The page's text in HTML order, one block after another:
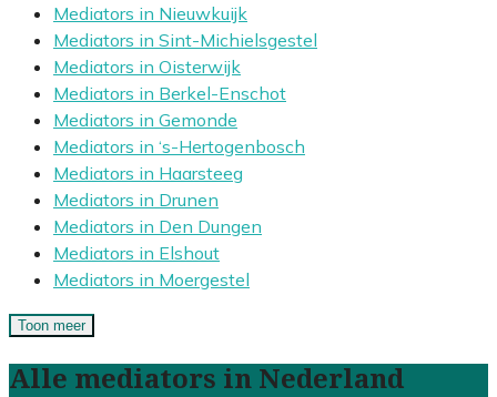
Mediators in Nieuwkuijk
Mediators in Sint-Michielsgestel
Mediators in Oisterwijk
Mediators in Berkel-Enschot
Mediators in Gemonde
Mediators in ‘s-Hertogenbosch
Mediators in Haarsteeg
Mediators in Drunen
Mediators in Den Dungen
Mediators in Elshout
Mediators in Moergestel
Toon meer
Alle mediators in Nederland